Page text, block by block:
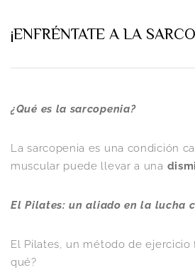
¡ENFRÉNTATE A LA
¿Qué es la sarcopenia?
La sarcopenia es una condición
muscular puede llevar a una
El Pilates: un aliado en la lucha
El Pilates, un método de
qué?